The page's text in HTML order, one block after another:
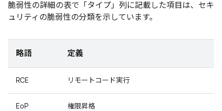
脆弱性の詳細の表で「タイプ」 列に記載した項目は、セキ
ュリティの脆弱性の分類を示しています。
略語 定義
RCE リモートコード実行
EoP 権限昇格